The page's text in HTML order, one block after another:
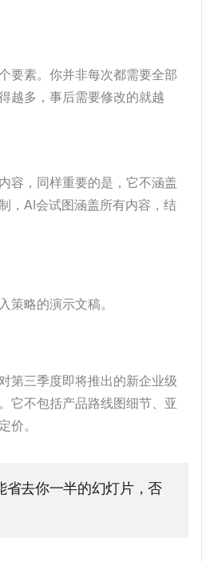
要素。你并非每次都需要全部
越多，事后需要修改的就越
容，同样重要的是，它不涵盖
，AI会试图涵盖所有内容，结
策略的演示文稿。
第三季度即将推出的新企业级
它不包括产品路线图细节、亚
价。
省去你一半的幻灯片，否